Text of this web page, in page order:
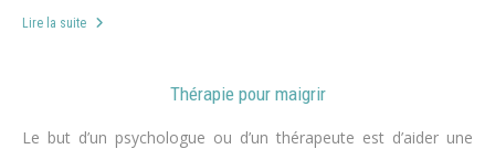
Lire la suite
Thérapie pour maigrir
Le but d’un psychologue ou d’un thérapeute est d’aider une